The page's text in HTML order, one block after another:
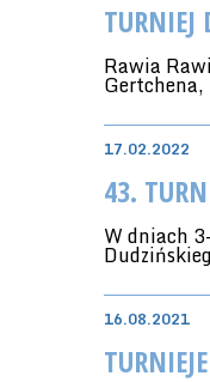
TURNIEJ
Rawia
17.02.2022
43.
W dniach
16.08.2021